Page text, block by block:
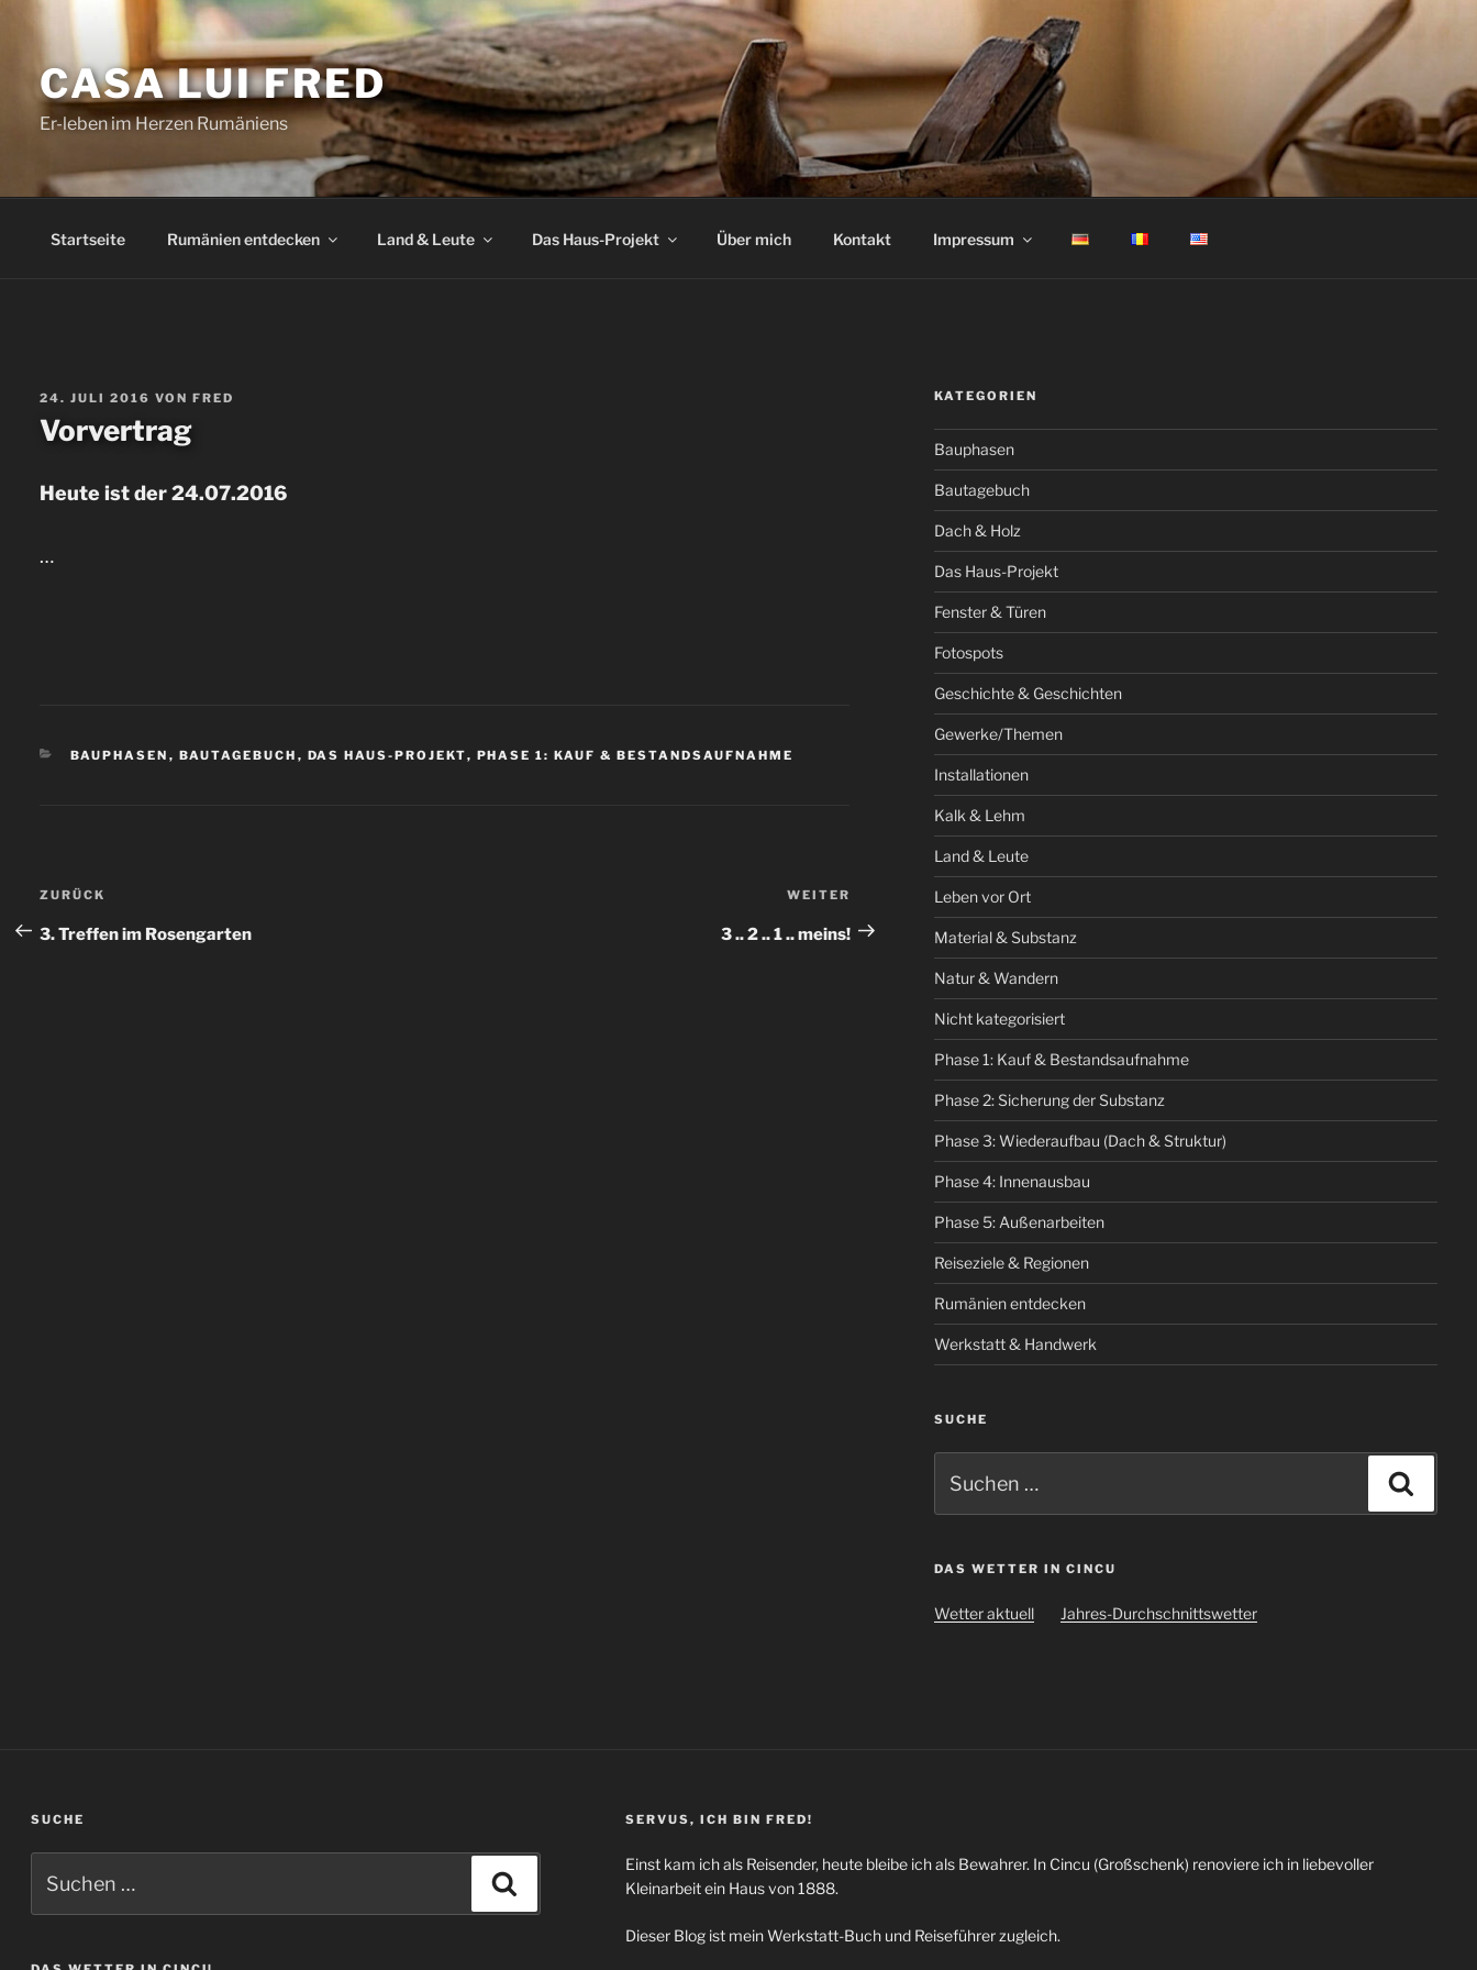
springenCASA LUI FRED
Er-leben im Herzen Rumäniens
Startseite Rumänien entdecken Land & Leute Das Haus-Projekt Über mich Kontakt Impressum
VERÖFFENTLICHT
AM
24. JULI 2016 VON FRED
Vorvertrag
Heute ist der 24.07.2016
…
KATEGORIEN
BAUPHASEN , BAUTAGEBUCH , DAS HAUS-PROJEKT, PHASE 1: KAUF & BESTANDSAUFNAHME
Beitragsnavigation
Vorheriger
Beitrag
ZURÜCK
3. Treffen im Rosengarten
Nächster
Beitrag
WEITER
3 .. 2 .. 1 .. meins!
KATEGORIEN
Bauphasen
Bautagebuch
Dach & Holz
Das Haus-Projekt
Fenster & Türen
Fotospots
Geschichte & Geschichten
Gewerke/Themen
Installationen
Kalk & Lehm
Land & Leute
Leben vor Ort
Material & Substanz
Natur & Wandern
Nicht kategorisiert
Phase 1: Kauf & Bestandsaufnahme
Phase 2: Sicherung der Substanz
Phase 3: Wiederaufbau (Dach & Struktur)
Phase 4: Innenausbau
Phase 5: Außenarbeiten
Reiseziele & Regionen
Rumänien entdecken
Werkstatt & Handwerk
SUCHE
nach:
DAS WETTER IN CINCU
Wetter aktuell Jahres-Durchschnittswetter
SUCHE
nach:
SERVUS, ICH BIN FRED!
Einst kam ich als Reisender, heute bleibe ich als Bewahrer. In Cincu (Großschenk) renoviere ich in liebevoller
Kleinarbeit ein Haus von 1888.
Dieser Blog ist mein Werkstatt-Buch und Reiseführer zugleich.